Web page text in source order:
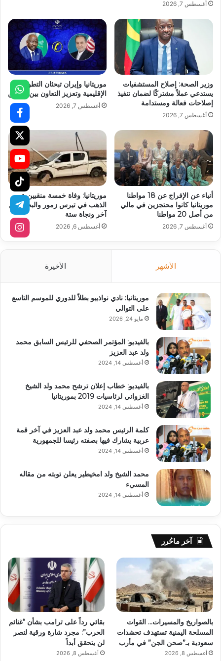
أغسطس 7, 2026
وزير الصحة: إصلاح المستشفيات
يستدعي عملاً مشتركًا لضمان تنفيذ
إصلاحات فعالة ومستدامة
أغسطس 7, 2026
موريتانيا وإيران تبحثان التطورات
الإقليمية وتعزيز التعاون بين البلدين
أغسطس 7, 2026
أنباء عن الإفراج عن 18 مواطنا
موريتانيا كانوا محتجزين في مالي
من أصل 20 مواطنا
أغسطس 7, 2026
موريتانيا: وفاة خمسة منقبين عن
الذهب في تيرس زمور والبحث عن
آخر ونجاة ستة
أغسطس 6, 2026
الأشهر الأخيرة
موريتانيا: نادي نواذيبو بطلاً للدوري للموسم التاسع
على التوالي
مايو 24, 2026
بالفيديو: المؤتمر الصحفي للرئيس السابق محمد
ولد عبد العزيز
أغسطس 14, 2024
بالفيديو: خطاب إعلان ترشح محمد ولد الشيخ
الغزواني لرئاسيات 2019 بموريتانيا
أغسطس 14, 2024
كلمة الرئيس محمد ولد عبد العزيز في آخر قمة
عربية يشارك فيها بصفته رئيسا للجمهورية
أغسطس 14, 2024
محمد الشيخ ولد امخيطير يعلن توبته من مقاله
المسيء
أغسطس 14, 2024
آخر ماحُرر
بالصواريخ والمسيرات… القوات
المسلحة اليمنية تستهدف تحشدات
سعودية بـ”صحن الجن” في مأرب
أغسطس 8, 2026
بقائي رداً على ترامب بشأن “غنائم
الحرب”: مجرد شارة ورقية لنصر
لن يتحقق أبداً
أغسطس 8, 2026